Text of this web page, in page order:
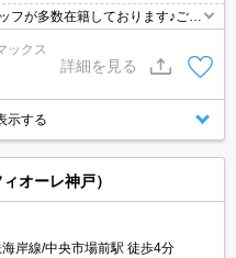
が多数在籍しております♪ご要
い！初期費用クレジット支払可
約等弊社に一度も来店せずとも
載されている物件も全てご紹介
全て申し付けください★
ックス
詳細を見る
示する
オーレ神戸）
岸線/中央市場前駅 徒歩4分